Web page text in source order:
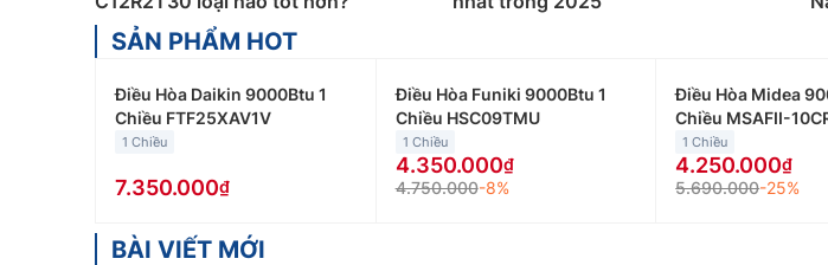
SẢN PHẨM HOT
Điều Hòa Daikin 9000Btu 1
Chiều FTF25XAV1V
1 Chiều
7.350.000
Điều Hòa Funiki 9000Btu 1
Chiều HSC09TMU
1 Chiều
4.350.000
4.750.000-8%
Điều Hòa Midea
Chiều MSAFII-
1 Chiều
4.250.000
5.690.000-25%
BÀI VIẾT MỚI